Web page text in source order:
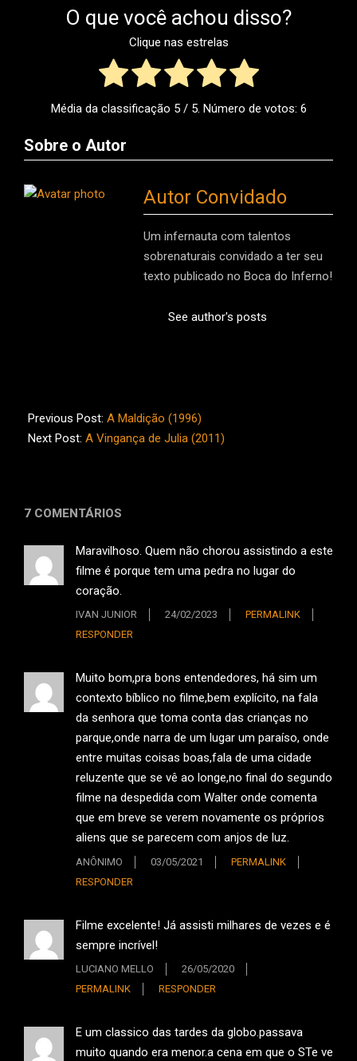
O que você achou disso?
Clique nas estrelas
Média da classificação 5/ 5. Número de votos: 6
Sobre o Autor
Autor Convidado
Um infernauta com talentos
sobrenaturais convidado a ter seu
texto publicado no Boca do Inferno!
See author's posts
03-
19
Previous Post: A Maldição (1996)
Next Post: A Vingança de Julia (2011)
7 COMENTÁRIOS
Maravilhoso. Quem não chorou assistindo a este
filme é porque tem uma pedra no lugar do
coração.
IVAN JUNIOR 24/02/2023
PERMALINK
RESPONDER
Muito bom,pra bons entendedores, há sim um
contexto bíblico no filme,bem explícito, na fala
da senhora que toma conta das crianças no
parque,onde narra de um lugar um paraíso, onde
entre muitas coisas boas,fala de uma cidade
reluzente que se vê ao longe,no final do segundo
filme na despedida com Walter onde comenta
que em breve se verem novamente os próprios
aliens que se parecem com anjos de luz.
ANÔNIMO 03/05/2021
PERMALINK
RESPONDER
Filme excelente! Já assisti milhares de vezes e é
sempre incrível!
LUCIANO MELLO
26/05/2020
PERMALINK
RESPONDER
E um classico das tardes da globo.passava
muito quando era menor.a cena em que o STe ve